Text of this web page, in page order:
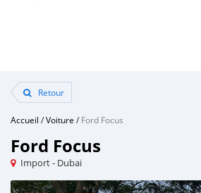
Retour
Accueil /Voiture /Ford Focus
Ford Focus
Import - Dubai